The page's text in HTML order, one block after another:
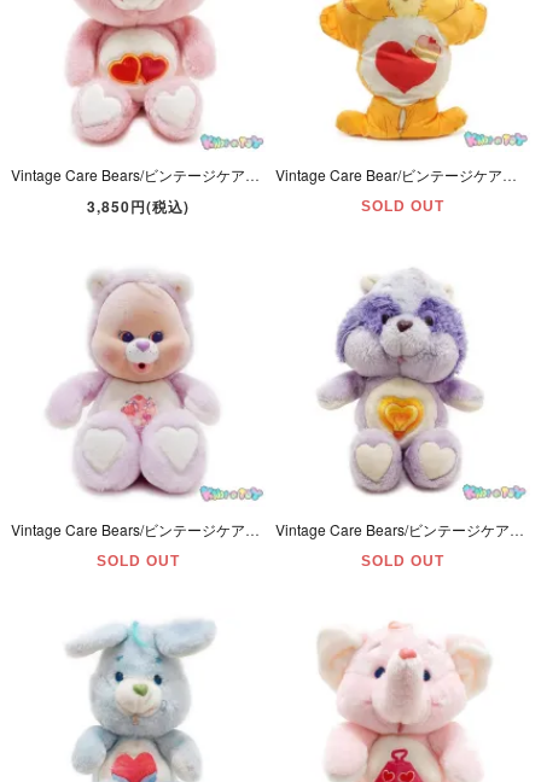
Vintage Care Bears/ビンテージケアベア・ぬいぐるみ・Love-a-lot Bear/ラブアロットベア・13inch・1980年代・Kenner
3,850円(税込)
Vintage Care Bear/ビンテージケアベア・Pillow Doll/ピロードール・クッション・Cousins/カズンズ・Brave Heart Lion/ブレイブハートライオン
SOLD OUT
Vintage Care Bears/ビンテージケアベア・ぬいぐるみ・Cubs/カブズ・Share Bear/シェアベア・1986年
SOLD OUT
Vintage Care Bears/ビンテージケアベア・ぬいぐるみ・Cousins/カズンズ・Bright Heart Raccoon/ブライトハートラクーン・アライグマ・13inch・1984年
SOLD OUT